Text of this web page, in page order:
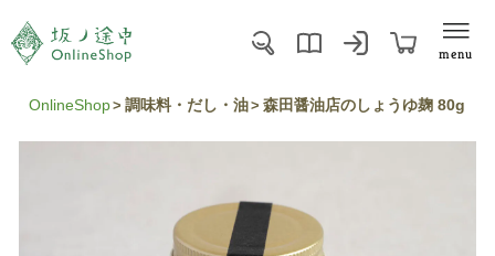
menu
OnlineShop 調味料・だし・油 森田醤油店のしょうゆ麹 80g